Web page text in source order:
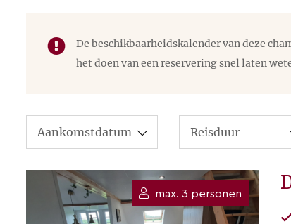
De beschikbaarheidskalender van deze
het doen van een reservering snel laten
max. 3 personen